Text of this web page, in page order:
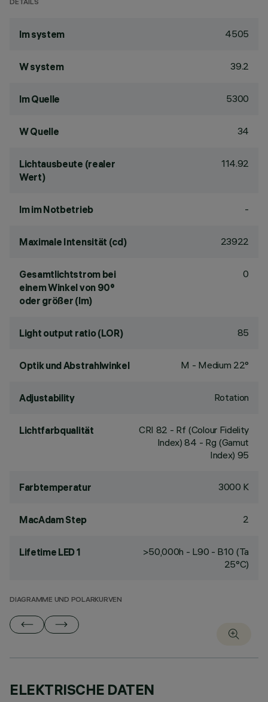
DETAILS
lm system 4505
W system 39.2
lm Quelle 5300
W Quelle 34
Lichtausbeute (realer
Wert)
114.92
lm im Notbetrieb -
Maximale Intensität (cd) 23922
Gesamtlichtstrom bei
einem Winkel von 90°
oder größer (lm)
0
Light output ratio (LOR) 85
Optik und Abstrahlwinkel M - Medium 22°
Adjustability Rotation
Lichtfarbqualität CRI 82 - Rf (Colour Fidelity
Index) 84 - Rg (Gamut
Index) 95
Farbtemperatur 3000 K
MacAdam Step 2
Lifetime LED 1
>50,000h - L90 - B10 (Ta
25°C)
DIAGRAMME UND POLARKURVEN
ELEKTRISCHE DATEN